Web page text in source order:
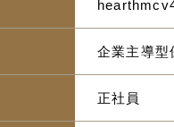
企業主導型
正社員